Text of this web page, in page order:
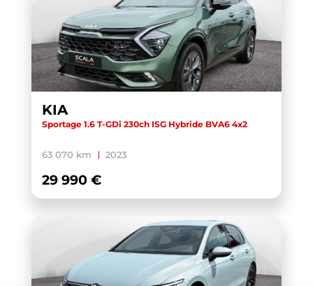
KIA
Sportage 1.6 T-GDi 230ch ISG Hybride BVA6 4x2
63 070 km 2023
29 990 €